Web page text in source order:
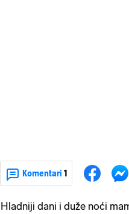
Komentari 1
Hladniji dani i duže noći